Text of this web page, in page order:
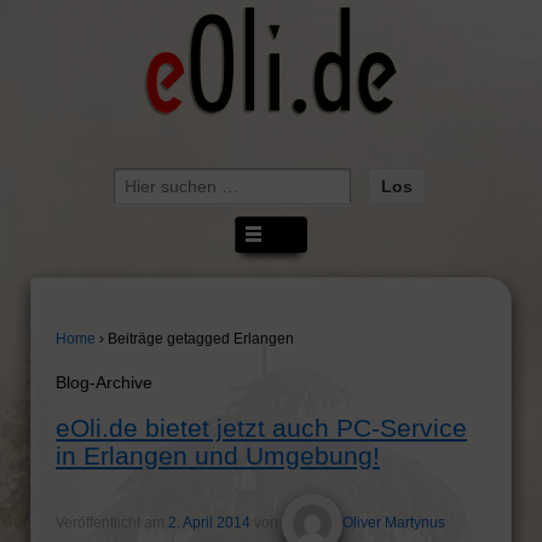
Suche
Home › Beiträge getagged Erlangen
Blog-Archive
eOli.de bietet jetzt auch PC-Service
in Erlangen und Umgebung!
Veröffentlicht am 2. April 2014 Oliver Martynus